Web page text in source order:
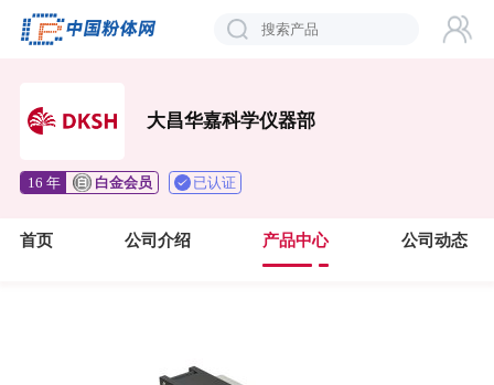
大昌华嘉科学仪器部
16 年 白金会员 已认证
首页 公司介绍 产品中心 公司动态